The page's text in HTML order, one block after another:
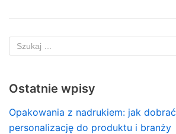
Ostatnie wpisy
Opakowania z nadrukiem: jak
personalizację do produktu i branży